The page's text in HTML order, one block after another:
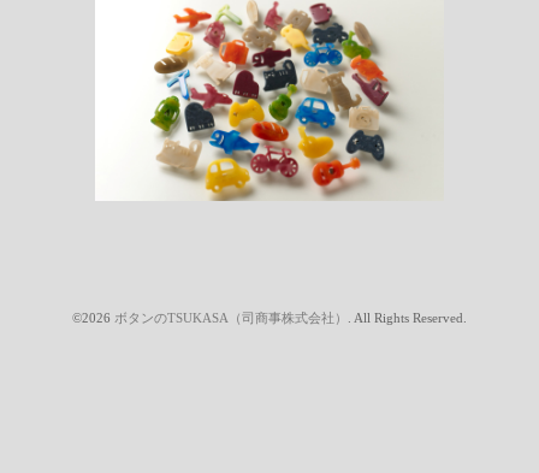
©2026 ボタンのTSUKASA（司商事株式会社） . All Rights Reserved.